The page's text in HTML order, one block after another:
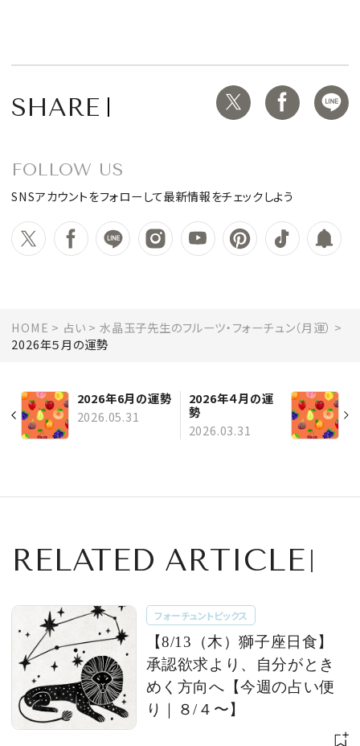
SHARE
FOLLOW US
SNSアカウントをフォローして最新情報をチェックしよう
HOME 占い
水晶玉子先生のフルーツ・フォーチュン（月運）
2026年５月の運勢
2026年6月の運勢
2026.05.31
2026年４月の運
勢
2026.03.31
RELATED ARTICLE
フォーチュントピックス
【8/13（木）獅子座日食】
承認欲求より、自分がとき
めく方向へ【今週の占い便
り｜８/４〜】